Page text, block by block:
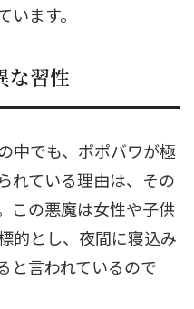
ます。
な習性
中でも、ポポバワが極
れている理由は、その
この悪魔は女性や子供
的とし、夜間に寝込み
と言われているので